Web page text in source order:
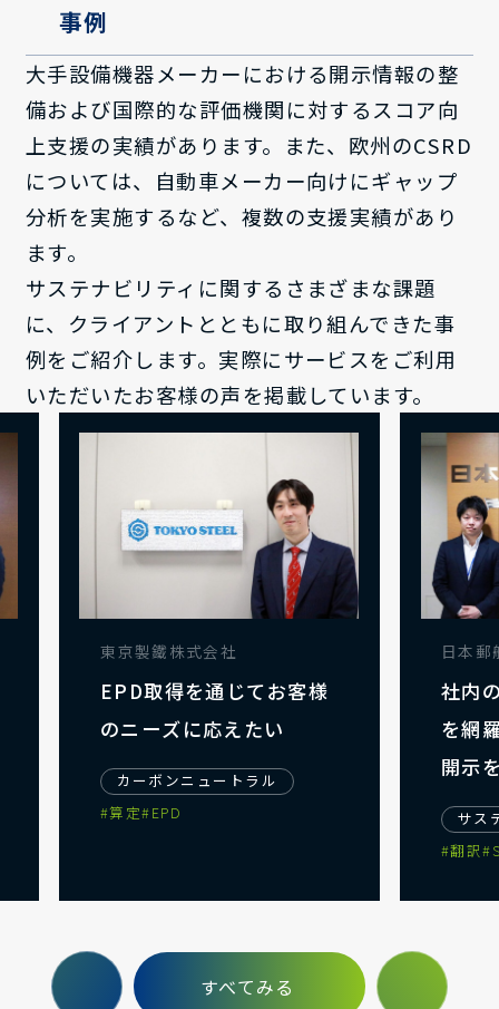
事例
大手設備機器メーカーにおける開示情報の整
備および国際的な評価機関に対するスコア向
上支援の実績があります。また、欧州のCSRD
については、自動車メーカー向けにギャップ
分析を実施するなど、複数の支援実績があり
ます。
サステナビリティに関するさまざまな課題
に、クライアントとともに取り組んできた事
例をご紹介します。実際にサービスをご利用
いただいたお客様の声を掲載しています。
日本郵船株式会社
社内のナレッジとデータ
を網羅的に活用した情報
開示を実現
サステナビリティ開示・SX
東京
EPD
のニ
カ
#算定
すべてみる